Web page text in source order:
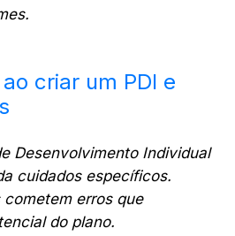
criar um PDI e
Desenvolvimento Individual
cuidados específicos.
erros que
do plano.